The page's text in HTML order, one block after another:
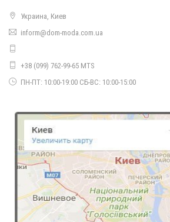
Жилетка жіноча весняна
780.00грн.
Украина, Киев
inform@dom-moda.com.ua
+38 (099) 762-99-65 MTS
ПН-ПТ: 10:00-19:00 СБ-ВС: 10:00-15:00